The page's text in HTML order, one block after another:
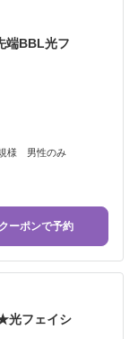
端BBL光フ
様 男性のみ
ーポンで予約
光フェイシ